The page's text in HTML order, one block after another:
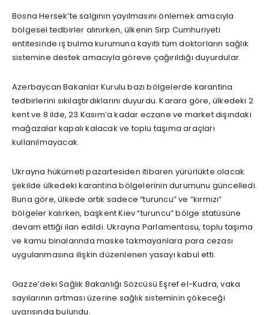
Bosna Hersek’te salgının yayılmasını önlemek amacıyla
bölgesel tedbirler alınırken, ülkenin Sırp Cumhuriyeti
entitesinde iş bulma kurumuna kayıtlı tüm doktorların sağlık
sistemine destek amacıyla göreve çağırıldığı duyurdular.
Azerbaycan Bakanlar Kurulu bazı bölgelerde karantina
tedbirlerini sıkılaştırdıklarını duyurdu. Karara göre, ülkedeki 2
kent ve 8 ilde, 23 Kasım’a kadar eczane ve market dışındaki
mağazalar kapalı kalacak ve toplu taşıma araçları
kullanılmayacak.
Ukrayna hükümeti pazartesiden itibaren yürürlükte olacak
şekilde ülkedeki karantina bölgelerinin durumunu güncelledi.
Buna göre, ülkede artık sadece “turuncu” ve “kırmızı”
bölgeler kalırken, başkent Kiev “turuncu” bölge statüsüne
devam ettiği ilan edildi. Ukrayna Parlamentosu, toplu taşıma
ve kamu binalarında maske takmayanlara para cezası
uygulanmasına ilişkin düzenlenen yasayı kabul etti.
Gazze’deki Sağlık Bakanlığı Sözcüsü Eşref el-Kudra, vaka
sayılarının artması üzerine sağlık sisteminin çökeceği
uyarısında bulundu.